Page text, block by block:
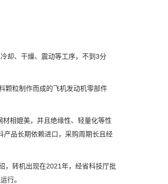
却、干燥、震动等工序，不到3分
粒制作而成的飞机发动机零部件
相媲美，并且绝缘性、轻量化等性
产品长期依赖进口，采购周期长且经
转机出现在2021年，经省科技厅批
行。